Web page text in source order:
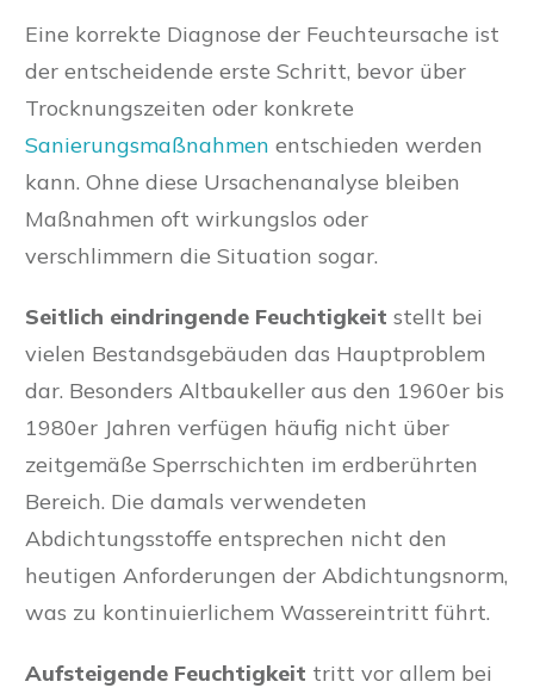
Eine korrekte Diagnose der Feuchteursache ist
der entscheidende erste Schritt, bevor über
Trocknungszeiten oder konkrete
Sanierungsmaßnahmen entschieden werden
kann. Ohne diese Ursachenanalyse bleiben
Maßnahmen oft wirkungslos oder
verschlimmern die Situation sogar.
Seitlich eindringende Feuchtigkeit stellt bei
vielen Bestandsgebäuden das Hauptproblem
dar. Besonders Altbaukeller aus den 1960er bis
1980er Jahren verfügen häufig nicht über
zeitgemäße Sperrschichten im erdberührten
Bereich. Die damals verwendeten
Abdichtungsstoffe entsprechen nicht den
heutigen Anforderungen der Abdichtungsnorm,
was zu kontinuierlichem Wassereintritt führt.
Aufsteigende Feuchtigkeit tritt vor allem bei